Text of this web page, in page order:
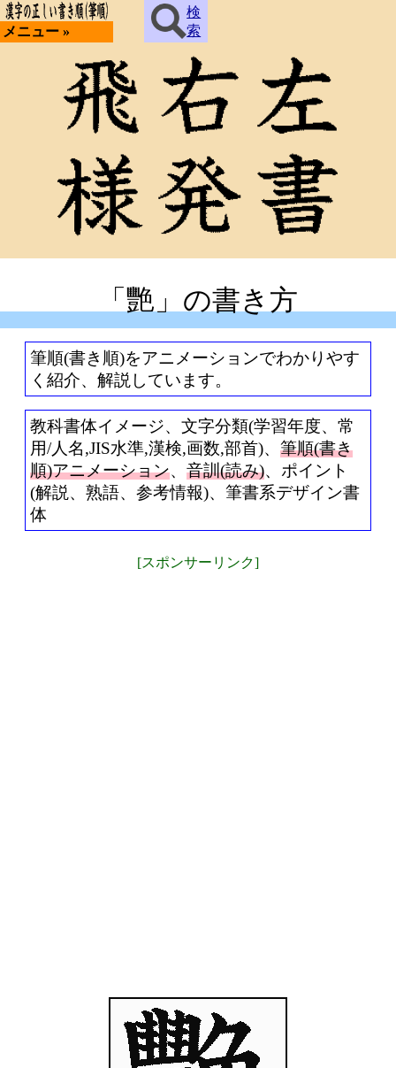
メニュー »
検
索
「艷」の書き方
筆順(書き順)をアニメーションでわかりやす
く紹介、解説しています。
教科書体イメージ、文字分類(学習年度、常
用/人名,JIS水準,漢検,画数,部首)、 筆順(書き
順)アニメーション、 音訓(読み)、ポイント
(解説、熟語、参考情報)、筆書系デザイン書
体
[スポンサーリンク]